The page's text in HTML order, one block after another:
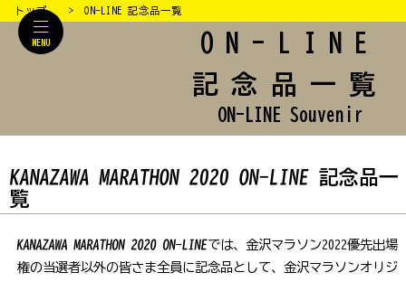
トップ ON-LINE 記念品一覧
ON-LINE
記念品一覧
ON-LINE Souvenir
KANAZAWA MARATHON 2020 ON-LINE記念品一
覧
KANAZAWA MARATHON 2020 ON-LINEでは、金沢マラソン2022優先出場
権の当選者以外の皆さま全員に記念品として、金沢マラソンオリジ
MENU